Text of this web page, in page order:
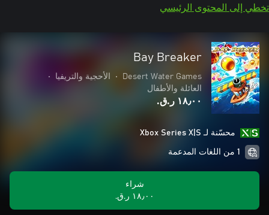
تخطي إلى المحتوى الرئيسي
Bay Breaker
Desert Water Games
• الأحجية والتريفيا
•
العائلة والأطفال
١٨٫٠٠ ر.ق.‏
محسّنة لـ Xbox Series X|S
1 من اللغات المدعمة
شراء
١٨٫٠٠ ر.ق.‏